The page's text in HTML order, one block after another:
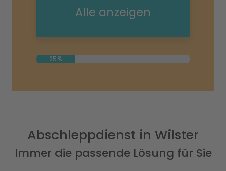
Alle anzeigen
25%
Abschleppdienst in Wilster
Immer die passende Lösung für Sie